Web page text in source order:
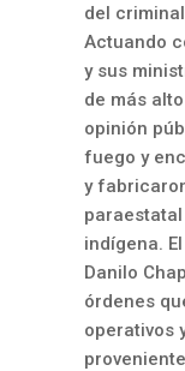
del
Actuando
y sus
de más
opinión
fuego y
y
indígena.
Danilo
órdenes
operativos